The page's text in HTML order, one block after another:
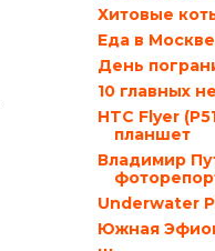
Хитовые
Еда в
День
10 главных
HTC Flyer
планшет
Владимир
Underwater
Южная